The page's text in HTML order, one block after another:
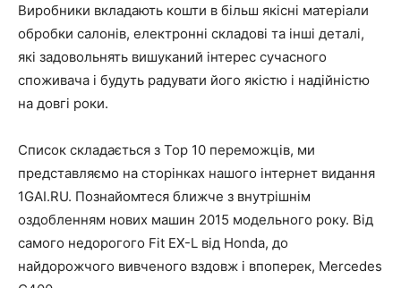
Виробники вкладають кошти в більш якісні матеріали
обробки салонів, електронні складові та інші деталі,
які задовольнять вишуканий інтерес сучасного
споживача і будуть радувати його якістю і надійністю
на довгі роки.
Список складається з Top 10 переможців, ми
представляємо на сторінках нашого інтернет видання
1GAI.RU. Познайомтеся ближче з внутрішнім
оздобленням нових машин 2015 модельного року. Від
самого недорогого Fit EX-L від Honda, до
найдорожчого вивченого вздовж і впоперек, Mercedes